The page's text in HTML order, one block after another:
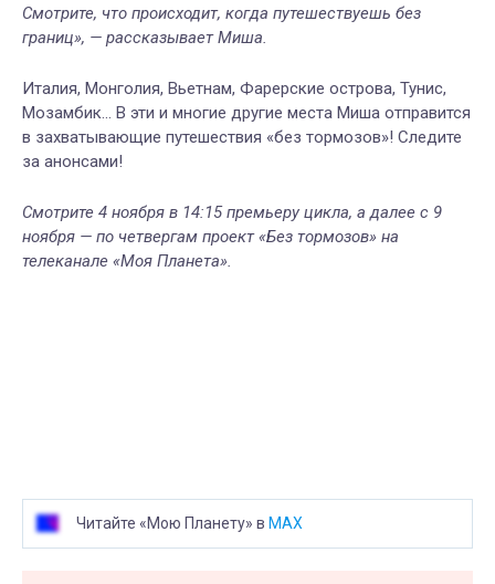
Смотрите, что происходит, когда путешествуешь без
границ», — рассказывает Миша.
Италия, Монголия, Вьетнам, Фарерские острова, Тунис,
Мозамбик… В эти и многие другие места Миша отправится
в захватывающие путешествия «без тормозов»! Следите
за анонсами!
Смотрите 4 ноября в 14:15 премьеру цикла, а далее с 9
ноября — по четвергам проект «Без тормозов» на
телеканале «Моя Планета».
Читайте «Мою Планету» в MAX